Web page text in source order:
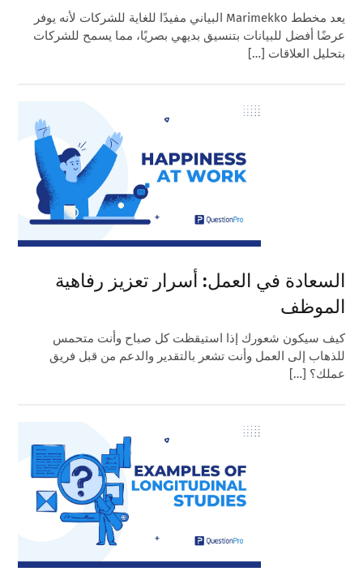
يعد مخطط Marimekko البياني مفيدًا للغاية للشركات لأنه يوفر
عرضًا أفضل للبيانات بتنسيق بديهي بصريًا، مما يسمح للشركات
بتحليل العلاقات […]
السعادة في العمل: أسرار تعزيز رفاهية
الموظف
كيف سيكون شعورك إذا استيقظت كل صباح وأنت متحمس
للذهاب إلى العمل وأنت تشعر بالتقدير والدعم من قبل فريق
عملك؟ […]